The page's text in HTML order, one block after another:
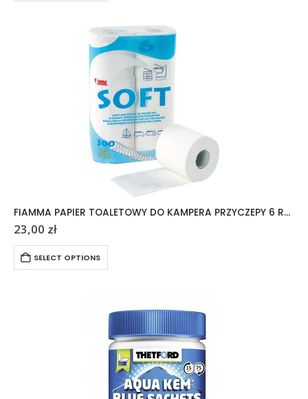
FIAMMA PAPIER TOALETOWY DO KAMPERA PRZYCZEPY 6 ROLEK
23,00 zł
SELECT OPTIONS